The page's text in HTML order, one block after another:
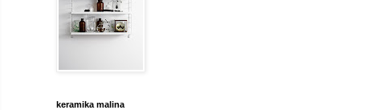
keramika malina